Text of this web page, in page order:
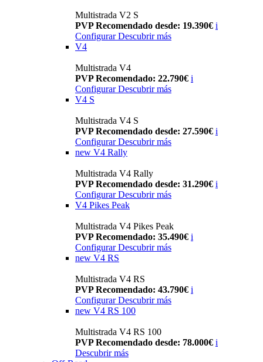
Multistrada V2 S
PVP Recomendado desde: 19.390€ i
Configurar Descubrir más
V4
Multistrada V4
PVP Recomendado: 22.790€ i
Configurar Descubrir más
V4 S
Multistrada V4 S
PVP Recomendado desde: 27.590€ i
Configurar Descubrir más
new V4 Rally
Multistrada V4 Rally
PVP Recomendado desde: 31.290€ i
Configurar Descubrir más
V4 Pikes Peak
Multistrada V4 Pikes Peak
PVP Recomendado: 35.490€ i
Configurar Descubrir más
new V4 RS
Multistrada V4 RS
PVP Recomendado: 43.790€ i
ConfigurarDescubrir más
new V4 RS 100
Multistrada V4 RS 100
PVP Recomendado desde: 78.000€ i
Descubrir más